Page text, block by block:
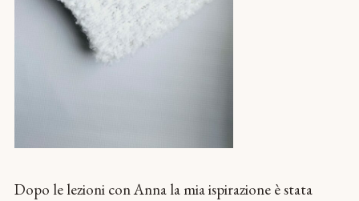
Dopo le lezioni con Anna la mia ispirazione è stata